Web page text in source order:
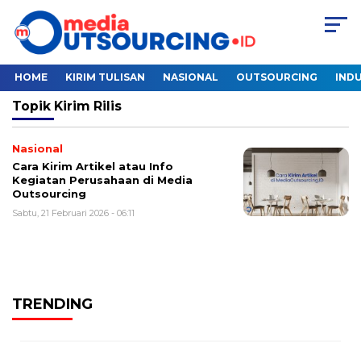
HOME KIRIM TULISAN NASIONAL OUTSOURCING
Topik Kirim Rilis
Nasional
Cara Kirim Artikel atau Info
Kegiatan Perusahaan di Media
Outsourcing
Sabtu, 21 Februari 2026 - 06:11
TRENDING